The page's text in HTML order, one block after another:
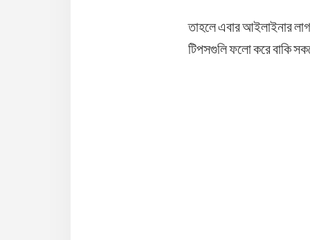
তাহলে এবার আইলাইনার
টিপসগুলি ফলো করে বাকি